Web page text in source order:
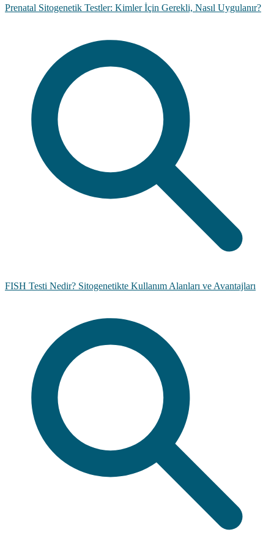
Prenatal Sitogenetik Testler: Kimler İçin Gerekli, Nasıl Uygulanır?
FISH Testi Nedir? Sitogenetikte Kullanım Alanları ve Avantajları